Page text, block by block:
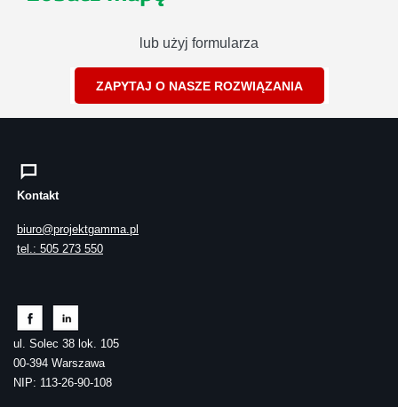
lub użyj formularza
ZAPYTAJ O NASZE ROZWIĄZANIA
Kontakt
biuro@projektgamma.pl
tel.: 505 273 550
ul. Solec 38 lok. 105
00-394 Warszawa
NIP: 113-26-90-108